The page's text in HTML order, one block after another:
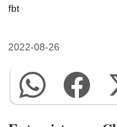
fbt
2022-08-26